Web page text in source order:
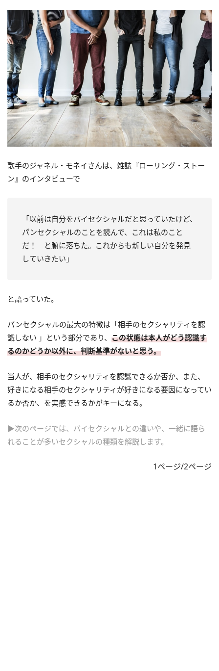
歌手のジャネル・モネイさんは、雑誌『ローリング・ストー
ン』のインタビューで
「以前は自分をバイセクシャルだと思っていたけど、
パンセクシャルのことを読んで、これは私のこと
だ！ と腑に落ちた。これからも新しい自分を発見
していきたい」
と語っていた。
パンセクシャルの最大の特徴は「相手のセクシャリティを認
識しない 」という部分であり、 この状態は本人がどう認識す
るのかどうか以外に、判断基準がないと思う。
当人が、相手のセクシャリティを認識できるか否か、また、
好きになる相手のセクシャリティが好きになる要因になってい
るか否か、を実感できるかがキーになる。
▶次のページでは、バイセクシャルとの違いや、一緒に語ら
れることが多いセクシャルの種類を解説します。
1ページ/2ページ